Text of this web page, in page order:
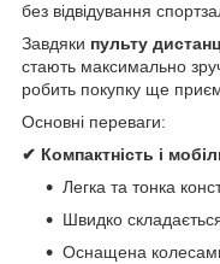
без відвідування
Завдяки пульту
стають максимально
робить покупку ще
Основні переваги:
✔ Компактність і
Легка та тонка
Швидко
Оснащена